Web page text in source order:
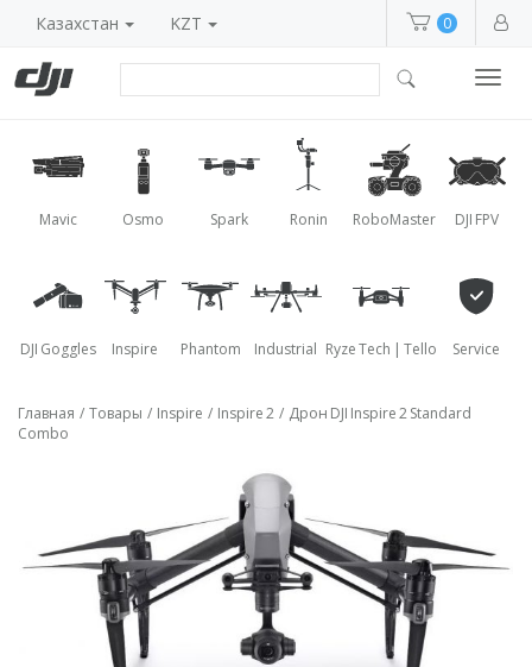
Казахстан KZT 0
Mavic Osmo Spark Ronin RoboMaster DJI FPV
DJI Goggles Inspire Phantom Industrial Ryze Tech | Tello Service
Главная / Товары / Inspire / Inspire 2 / Дрон DJI Inspire 2 Standard
Combo